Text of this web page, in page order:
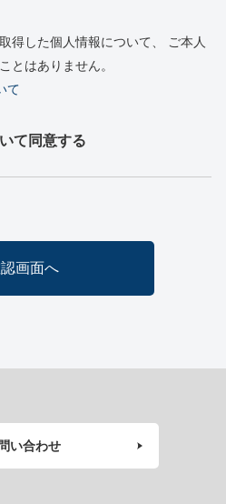
得した個人情報について、
ご本人
とはありません。
て
て同意する
い合わせ